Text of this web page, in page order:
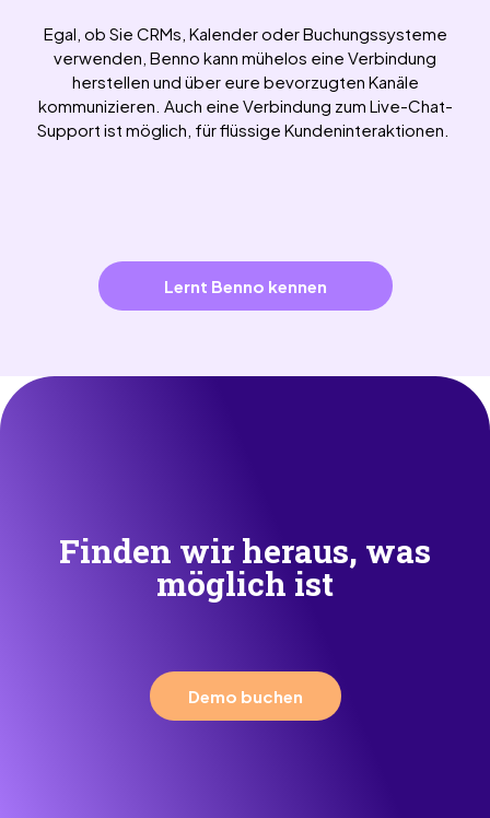
Egal, ob Sie CRMs, Kalender oder Buchungssysteme
verwenden, Benno kann mühelos eine Verbindung
herstellen und über eure bevorzugten Kanäle
kommunizieren. Auch eine Verbindung zum Live-Chat-
Support ist möglich, für flüssige Kundeninteraktionen.
Lernt Benno kennen
Finden wir heraus, was
möglich ist
Demo buchen